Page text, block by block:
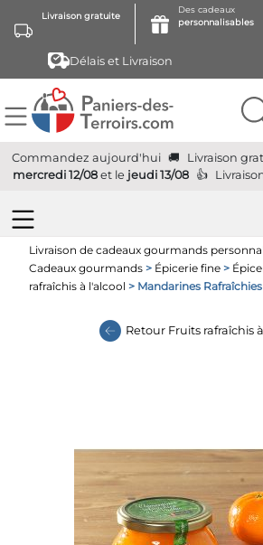
Livraison gratuite
Des cadeaux
personnalisables
Délais et Livraison
Commandez aujourd'hui Livraison
mercredi 12/08et le jeudi 13/08
Livraison de cadeaux gourmands
Cadeaux gourmands > Épicerie fine >
rafraîchis à l'alcool > Mandarines
Retour Fruits rafraîchis